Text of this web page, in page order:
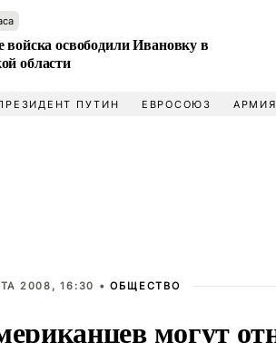
войска освободили Ивановку в
области
ПУТИН ЕВРОСОЮЗ
2008, 16:30 •ОБЩЕСТВО
могут